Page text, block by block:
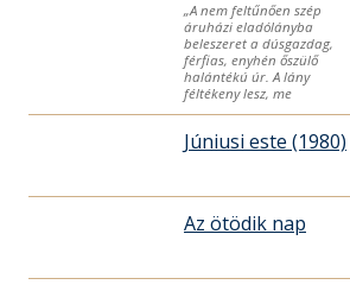
„A nem feltűnően szép
áruházi eladólányba
beleszeret a dúsgazdag,
férfias, enyhén őszülő
halántékú úr. A lány
féltékeny lesz, me
Júniusi este (1980)
Az ötödik nap